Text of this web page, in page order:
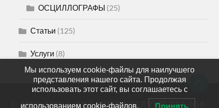
ОСЦИЛЛОГРАФЫ (25)
Статьи (125)
Услуги (8)
© 2026APPLE-PNZ SHOP & SERVICE 258-858
Мы используем cookie-файлы для наилучшего
представления нашего сайта. Продолжая
использовать этот сайт, вы соглашаетесь с
использованием cookie-файлов. Принять